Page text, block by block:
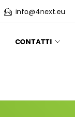
info@4next.eu
CONTATTI